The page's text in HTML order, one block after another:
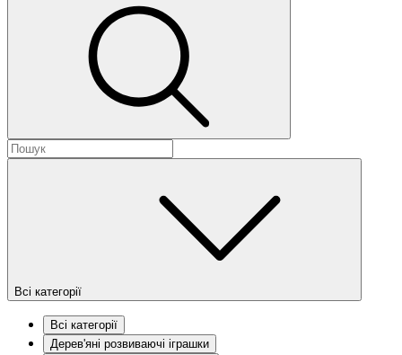
Всі категорії
Всі категорії
Дерев'яні розвиваючі іграшки